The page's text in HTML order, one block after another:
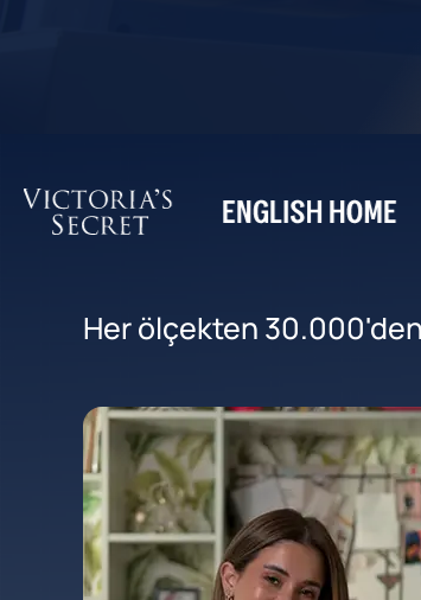
Her ölçekten